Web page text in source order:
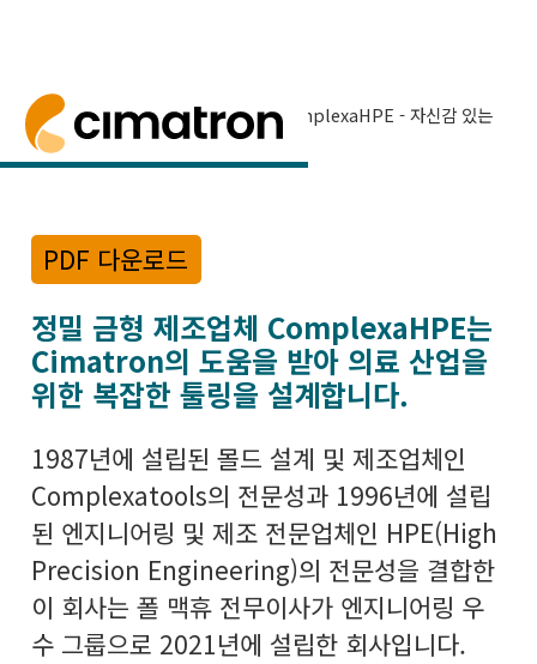
홈 > 미디어 센터 >성공 사례> ComplexaHPE - 자신감 있는
디자인
ComplexaHPE - 자신감 있는 디자인
PDF 다운로드
정밀 금형 제조업체 ComplexaHPE는
Cimatron의 도움을 받아 의료 산업을
위한 복잡한 툴링을 설계합니다.
1987년에 설립된 몰드 설계 및 제조업체인
Complexatools의 전문성과 1996년에 설립
된 엔지니어링 및 제조 전문업체인 HPE(High
Precision Engineering)의 전문성을 결합한
이 회사는 폴 맥휴 전무이사가 엔지니어링 우
수 그룹으로 2021년에 설립한 회사입니다.